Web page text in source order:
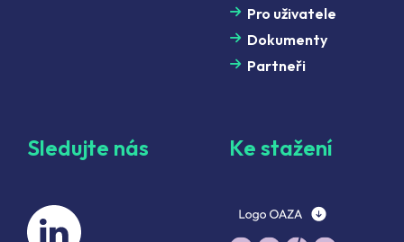
Pro uživatele
Dokumenty
Partneři
Sledujte nás Ke stažení